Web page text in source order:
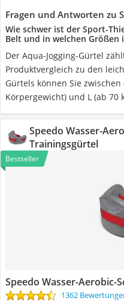
Fragen und Antworten zu
Wie schwer ist der Sport-
Belt und in welchen Größen
Der Aqua-Jogging-Gürtel
Produktvergleich zu den
Gürtels können Sie
Körpergewicht) und L (ab 70
Speedo Wasser-
Trainingsgürtel
Bestseller
Speedo Wasser-Aerobic-
1362